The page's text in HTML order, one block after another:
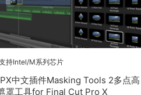
持Intel/M系列芯片
中文插件Masking Tools 2多点高
罩工具for Final Cut Pro X